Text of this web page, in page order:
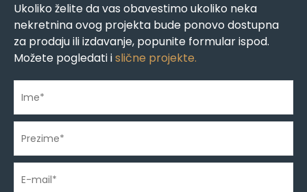
Ukoliko želite da vas obavestimo ukoliko neka
nekretnina ovog projekta bude ponovo dostupna
za prodaju ili izdavanje, popunite formular ispod.
Možete pogledati islične projekte.
Ime*
Prezime*
E-mail*